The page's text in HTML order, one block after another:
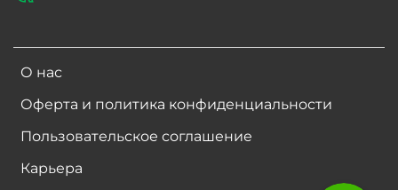
О нас
Оферта и политика конфиденциальности
Пользовательское соглашение
Карьера